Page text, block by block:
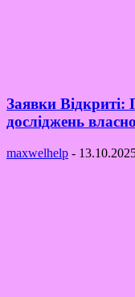
Заявки Відкриті:
досліджень
maxwelhelp -